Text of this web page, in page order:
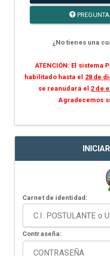
¿No tienes una
ATENCIÓN: El sistema
habilitado hasta el 28 de
se reanudará el 2 de
Agradecemos
Carnet de identidad:
Contraseña: